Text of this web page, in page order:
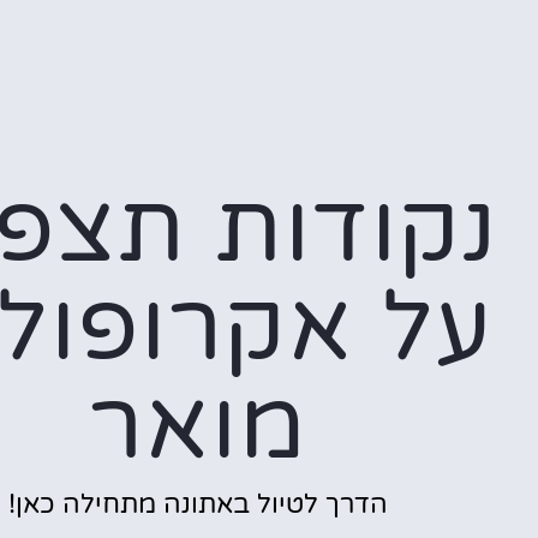
נקודות
על
מואר
הדרך לטיול באתונה מתחילה כאן!